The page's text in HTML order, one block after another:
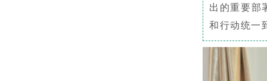
出的重要部
和行动统一